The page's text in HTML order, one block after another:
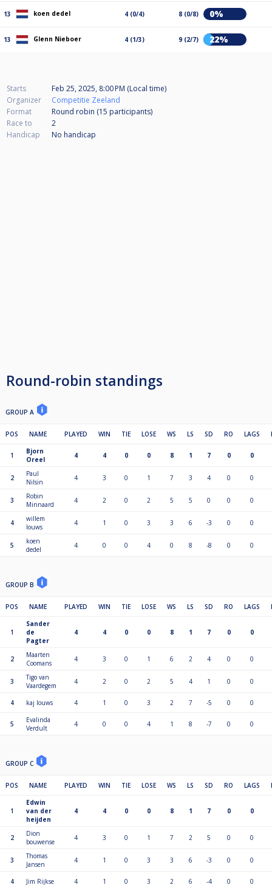
13 koen dedel 4 (0/4) 8 (0/8) 0%
13 Glenn Nieboer 4 (1/3) 9 (2/7) 22%
Starts
Feb 25, 2025, 8:00 PM (Local time)
Organizer
Competitie Zeeland
Format
Round robin (15 participants)
Race to
2
Handicap
No handicap
Round-robin standings
GROUP A
POS NAME PLAYED WIN TIE LOSE WS LS SD RO LAGS
1
Bjorn
Oreel
4 4 0 0 8 1 7 0 0
2
Paul
Nilsin
4 3 0 1 7 3 4 0 0
3
Robin
Minnaard
4 2 0 2 5 5 0 0 0
4
willem
louws
4 1 0 3 3 6 -3 0 0
5
koen
dedel
4 0 0 4 0 8 -8 0 0
GROUP B
POS NAME PLAYED WIN TIE LOSE WS LS SD RO LAGS
1
Sander
de
Pagter
4 4 0 0 8 1 7 0 0
2
Maarten
Coomans
4 3 0 1 6 2 4 0 0
3
Tigo van
Vaardegem
4 2 0 2 5 4 1 0 0
4 kaj louws 4 1 0 3 2 7 -5 0 0
5
Evalinda
Verdult
4 0 0 4 1 8 -7 0 0
GROUP C
POS NAME PLAYED WIN TIE LOSE WS LS SD RO LAGS
1
Edwin
van der
heijden
4 4 0 0 8 1 7 0 0
2
Dion
bouwense
4 3 0 1 7 2 5 0 0
3
Thomas
Jansen
4 1 0 3 3 6 -3 0 0
4 Jim Rijkse 4 1 0 3 2 6 -4 0 0